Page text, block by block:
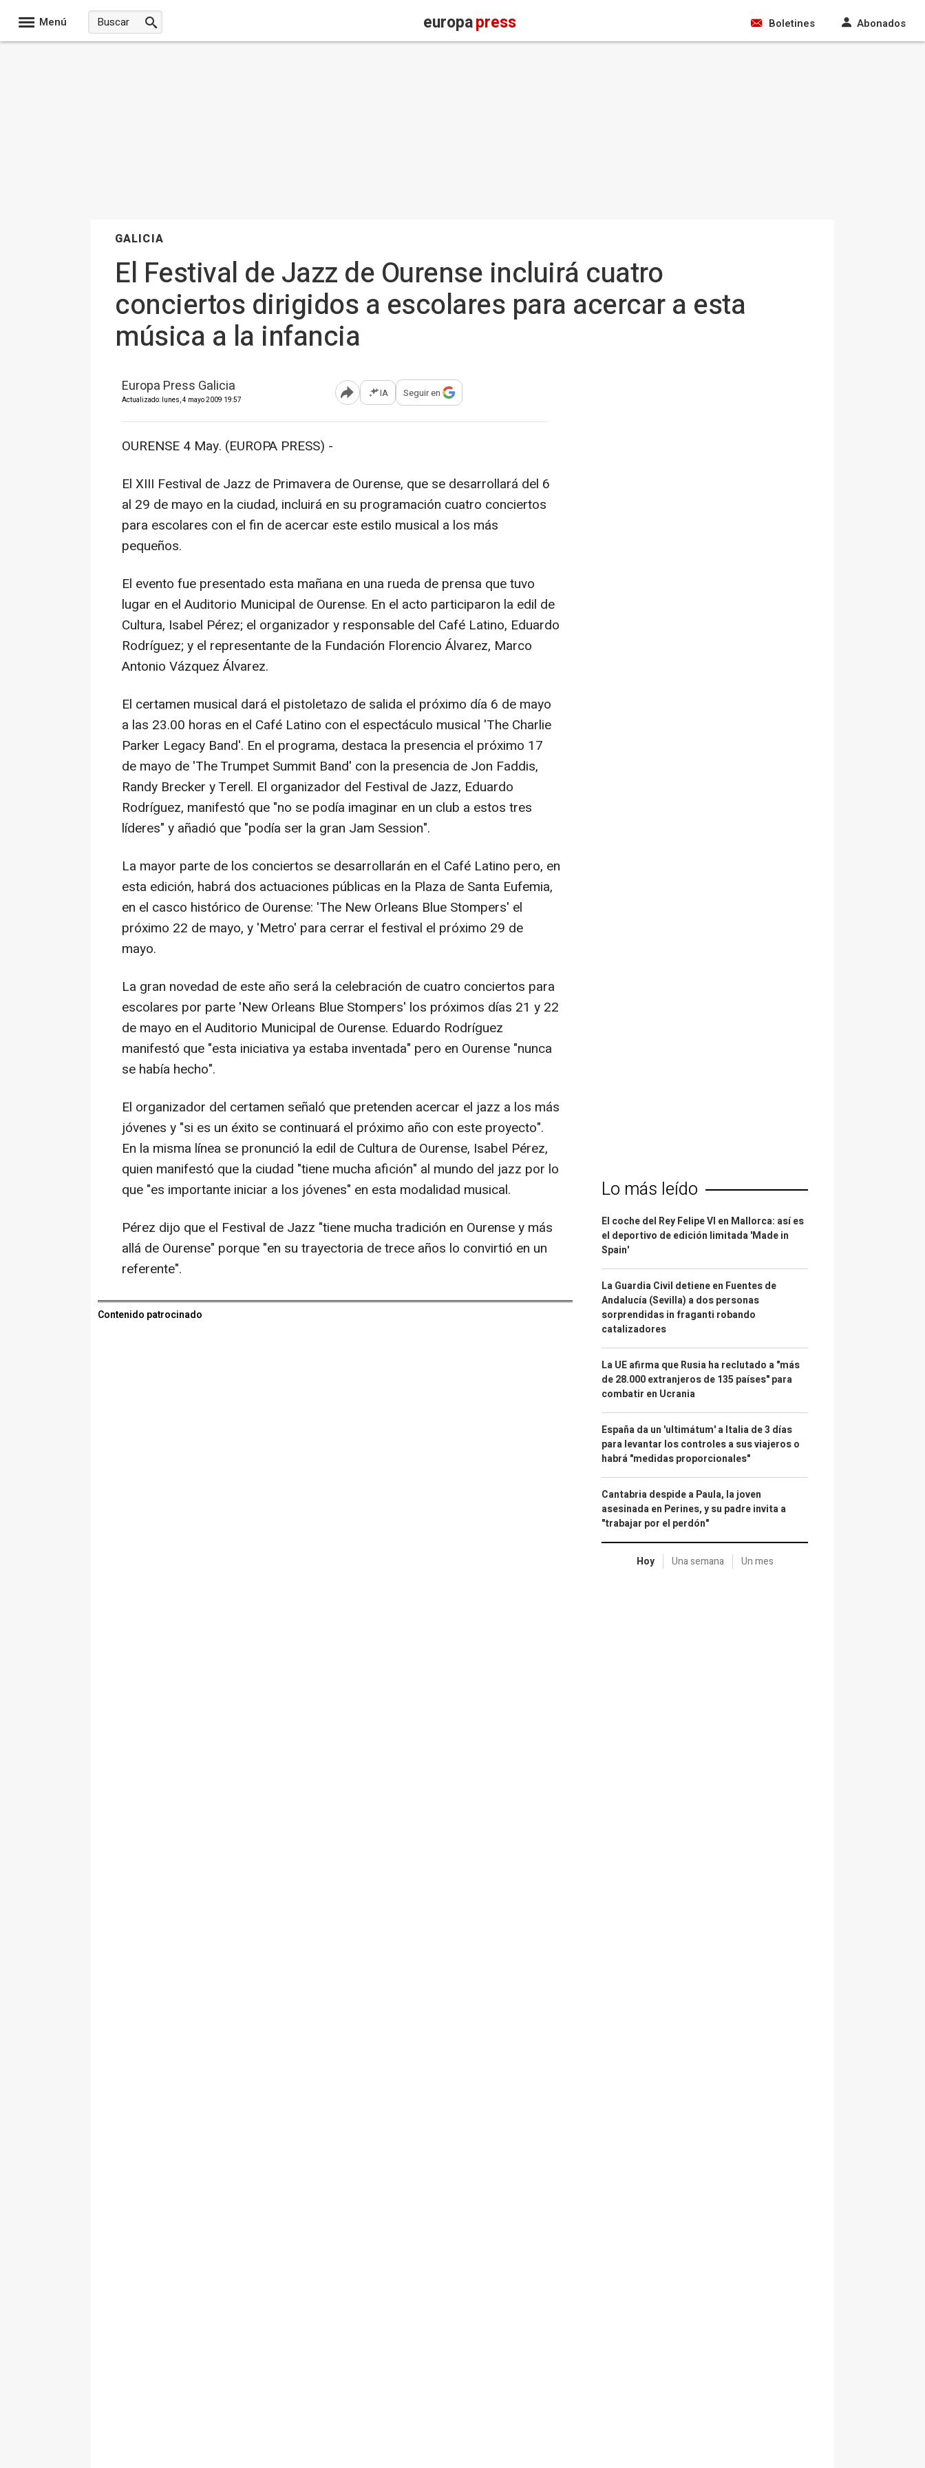
Menú europapress Boletines Abonados
GALICIA
El Festival de Jazz de Ourense incluirá cuatro
conciertos dirigidos a escolares para acercar a esta
música a la infancia
Europa Press Galicia
Actualizado: lunes, 4 mayo 2009 19:57 Abrir opciones para compartir
IA Seguir en
OURENSE 4 May. (EUROPA PRESS) -
El XIII Festival de Jazz de Primavera de Ourense, que se desarrollará del 6
al 29 de mayo en la ciudad, incluirá en su programación cuatro conciertos
para escolares con el fin de acercar este estilo musical a los más
pequeños.
El evento fue presentado esta mañana en una rueda de prensa que tuvo
lugar en el Auditorio Municipal de Ourense. En el acto participaron la edil de
Cultura, Isabel Pérez; el organizador y responsable del Café Latino, Eduardo
Rodríguez; y el representante de la Fundación Florencio Álvarez, Marco
Antonio Vázquez Álvarez.
El certamen musical dará el pistoletazo de salida el próximo día 6 de mayo
a las 23.00 horas en el Café Latino con el espectáculo musical 'The Charlie
Parker Legacy Band'. En el programa, destaca la presencia el próximo 17
de mayo de 'The Trumpet Summit Band' con la presencia de Jon Faddis,
Randy Brecker y Terell. El organizador del Festival de Jazz, Eduardo
Rodríguez, manifestó que "no se podía imaginar en un club a estos tres
líderes" y añadió que "podía ser la gran Jam Session".
La mayor parte de los conciertos se desarrollarán en el Café Latino pero, en
esta edición, habrá dos actuaciones públicas en la Plaza de Santa Eufemia,
en el casco histórico de Ourense: 'The New Orleans Blue Stompers' el
próximo 22 de mayo, y 'Metro' para cerrar el festival el próximo 29 de
mayo.
La gran novedad de este año será la celebración de cuatro conciertos para
escolares por parte 'New Orleans Blue Stompers' los próximos días 21 y 22
de mayo en el Auditorio Municipal de Ourense. Eduardo Rodríguez
manifestó que "esta iniciativa ya estaba inventada" pero en Ourense "nunca
se había hecho".
El organizador del certamen señaló que pretenden acercar el jazz a los más
jóvenes y "si es un éxito se continuará el próximo año con este proyecto".
En la misma línea se pronunció la edil de Cultura de Ourense, Isabel Pérez,
quien manifestó que la ciudad "tiene mucha afición" al mundo del jazz por lo
que "es importante iniciar a los jóvenes" en esta modalidad musical.
Pérez dijo que el Festival de Jazz "tiene mucha tradición en Ourense y más
allá de Ourense" porque "en su trayectoria de trece años lo convirtió en un
referente".
Contenido patrocinado
Lo más leído
El coche del Rey Felipe VI en Mallorca: así es
el deportivo de edición limitada 'Made in
Spain'
La Guardia Civil detiene en Fuentes de
Andalucía (Sevilla) a dos personas
sorprendidas in fraganti robando
catalizadores
La UE afirma que Rusia ha reclutado a "más
de 28.000 extranjeros de 135 países" para
combatir en Ucrania
España da un 'ultimátum' a Italia de 3 días
para levantar los controles a sus viajeros o
habrá "medidas proporcionales"
Cantabria despide a Paula, la joven
asesinada en Perines, y su padre invita a
"trabajar por el perdón"
Hoy Una semana Un mes